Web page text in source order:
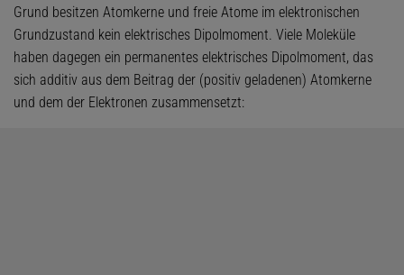
Grund besitzen Atomkerne und freie Atome im elektronischen
Grundzustand kein elektrisches Dipolmoment. Viele Moleküle
haben dagegen ein permanentes elektrisches Dipolmoment, das
sich additiv aus dem Beitrag der (positiv geladenen) Atomkerne
und dem der Elektronen zusammensetzt: